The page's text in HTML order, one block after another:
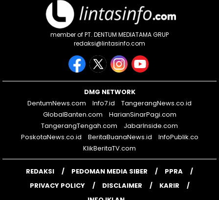
member of PT. DENTUM MEDIATAMA GRUP
redaksi@lintasinfo.com
DMG NETWORK
DentumNews.com
Info7.id
TangerangNews.co.id
GlobalBanten.com
HarianSinarPagi.com
TangerangTengah.com
JabarInside.com
PoskotaNews.co.id
BeritaBuanaNews.id
InfoPublik.co
KlikBeritaTV.com
REDAKSI PEDOMAN MEDIA SIBER
PPRA
PRIVACY POLICY
DISCLAIMER
KARIR